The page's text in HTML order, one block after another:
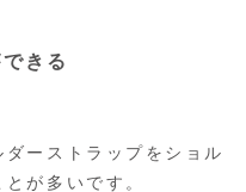
きる
ーストラップをショル
が多いです。